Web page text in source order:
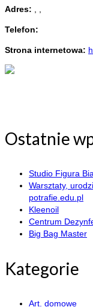
Adres:
Telefon:
Strona internetowa:
Ostatnie
Studio Figura
Warsztaty,
potrafie.edu.pl
Kleenoil
Centrum
Big Bag Master
Kategorie
Art. domowe